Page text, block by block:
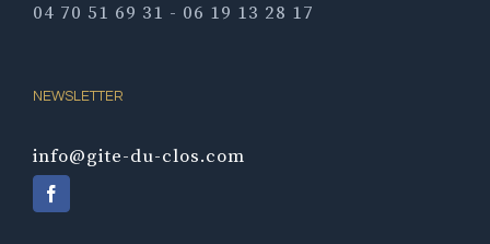
04 70 51 69 31 - 06 19 13 28 17
NEWSLETTER
info@gite-du-clos.com